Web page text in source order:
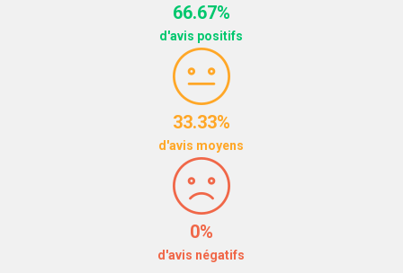
66.67%
d'avis positifs
33.33%
d'avis moyens
0%
d'avis négatifs